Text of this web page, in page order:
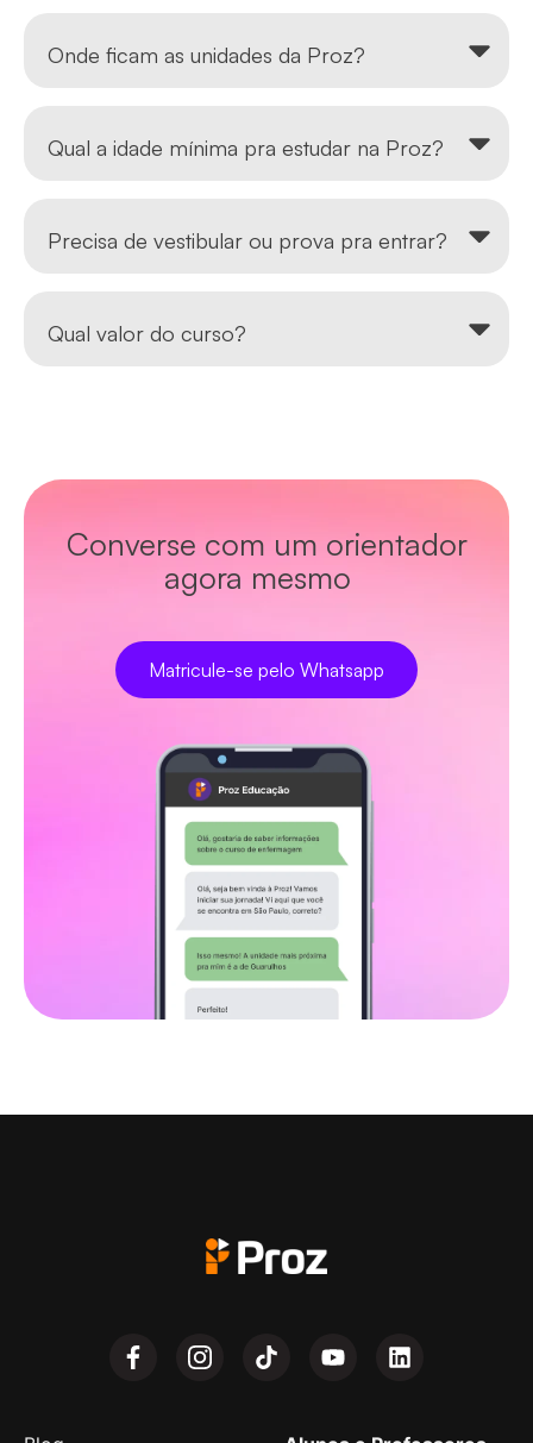
Onde ficam as unidades da Proz?
Qual a idade mínima pra estudar na Proz?
Precisa de vestibular ou prova pra entrar?
Qual valor do curso?
Converse com um orientador
agora mesmo
Matricule-se pelo Whatsapp